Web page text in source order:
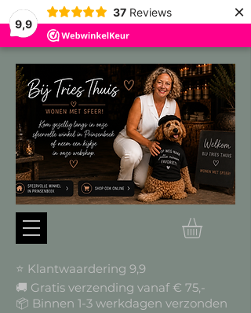
9,9
37 Reviews ×
⭐ Klantwaardering 9,9
🚚 Gratis verzending vanaf € 75,-
📦 Binnen 1-3 werkdagen verzonden